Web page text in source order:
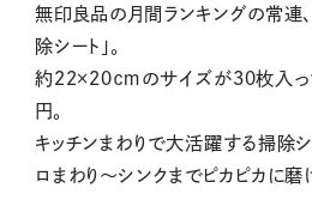
無印良品の月間ランキングの常連
除シート」。
約２２×２０ｃｍのサイズが３０枚
円。
キッチンまわりで大活躍する掃除
ロまわり〜シンクまでピカピカに磨